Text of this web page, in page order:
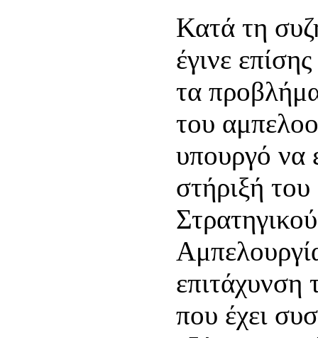
Κατά τη
έγινε
τα
του
υπουργό να
στήριξή
επιτάχυνση
που έχει